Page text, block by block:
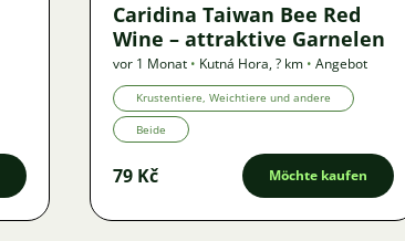
Caridina Taiwan Bee Red
Wine – attraktive Garnelen
vor 1 Monat • Kutná Hora,? km • Angebot
Krustentiere, Weichtiere und andere
Beide
79 Kč Möchte kaufen